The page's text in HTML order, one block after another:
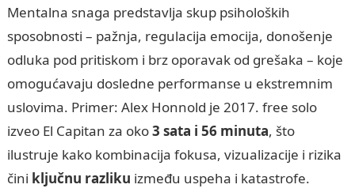
Mentalna snaga predstavlja skup psiholoških
sposobnosti – pažnja, regulacija emocija, donošenje
odluka pod pritiskom i brz oporavak od grešaka – koje
omogućavaju dosledne performanse u ekstremnim
uslovima. Primer: Alex Honnold je 2017. free solo
izveo El Capitan za oko3 sata i 56 minuta, što
ilustruje kako kombinacija fokusa, vizualizacije i rizika
čini ključnu razliku između uspeha i katastrofe.